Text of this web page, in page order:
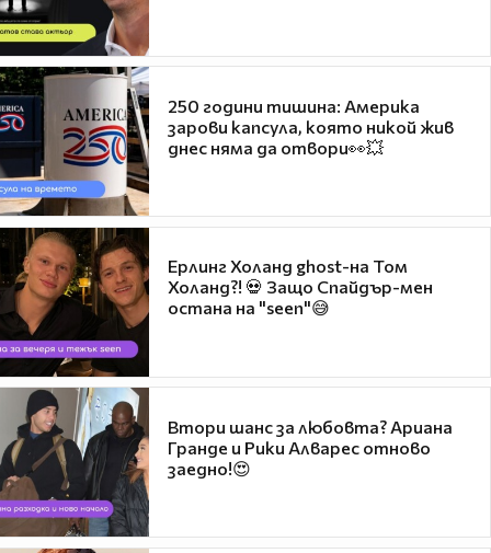
250 години тишина: Америка
зарови капсула, която никой жив
днес няма да отвори👀💥
Ерлинг Холанд ghost-на Том
Холанд?! 💀 Защо Спайдър-мен
остана на "seen"😅
Втори шанс за любовта? Ариана
Гранде и Рики Алварес отново
заедно!😍